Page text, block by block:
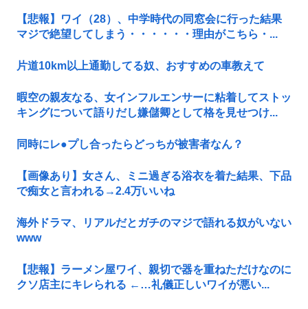
【悲報】ワイ（28）、中学時代の同窓会に行った結果
マジで絶望してしまう・・・・・・理由がこちら・...
片道10km以上通勤してる奴、おすすめの車教えて
暇空の親友なる、女インフルエンサーに粘着してストッ
キングについて語りだし嫌儲卿として格を見せつけ...
同時にレ●プし合ったらどっちが被害者なん？
【画像あり】女さん、ミニ過ぎる浴衣を着た結果、下品
で痴女と言われる→2.4万いいね
海外ドラマ、リアルだとガチのマジで語れる奴がいない
www
【悲報】ラーメン屋ワイ、親切で器を重ねただけなのに
クソ店主にキレられる ←…礼儀正しいワイが悪い...